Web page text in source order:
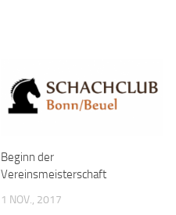
Beginn der
Vereinsmeisterschaft
1 NOV., 2017